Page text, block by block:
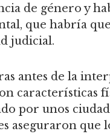
de género y
que habría
judicial.
antes de la
características
por unos
aseguraron que